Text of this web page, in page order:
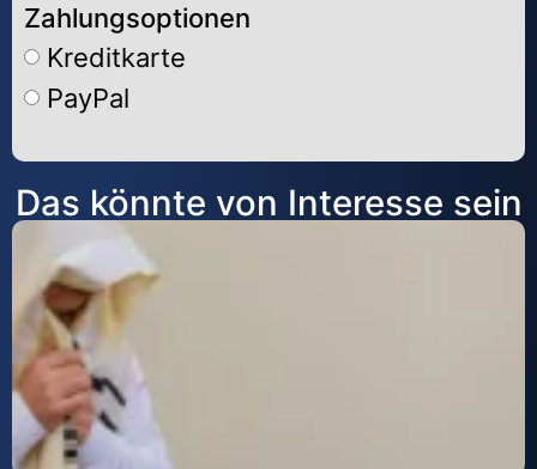
Zahlungsoptionen
Kreditkarte
PayPal
Alternative:
Das könnte von Interesse sein